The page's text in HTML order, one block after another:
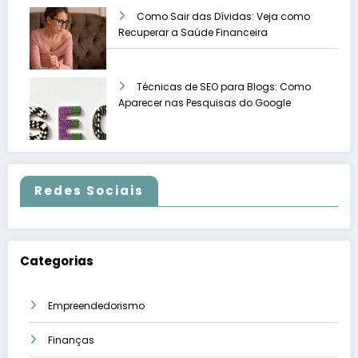
Como Sair das Dívidas: Veja como
Recuperar a Saúde Financeira
Técnicas de SEO para Blogs: Como
Aparecer nas Pesquisas do Google
Redes Sociais
Categorias
Empreendedorismo
Finanças